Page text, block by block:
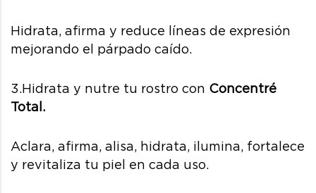
Hidrata, afirma y reduce líneas de expresión
mejorando el párpado caído.
3.Hidrata y nutre tu rostro con Concentré
Total.
Aclara, afirma, alisa, hidrata, ilumina, fortalece
y revitaliza tu piel en cada uso.